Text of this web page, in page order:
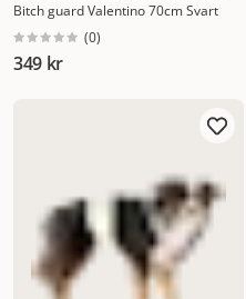
Bitch guard Valentino 70cm Svart
(0)
349 kr